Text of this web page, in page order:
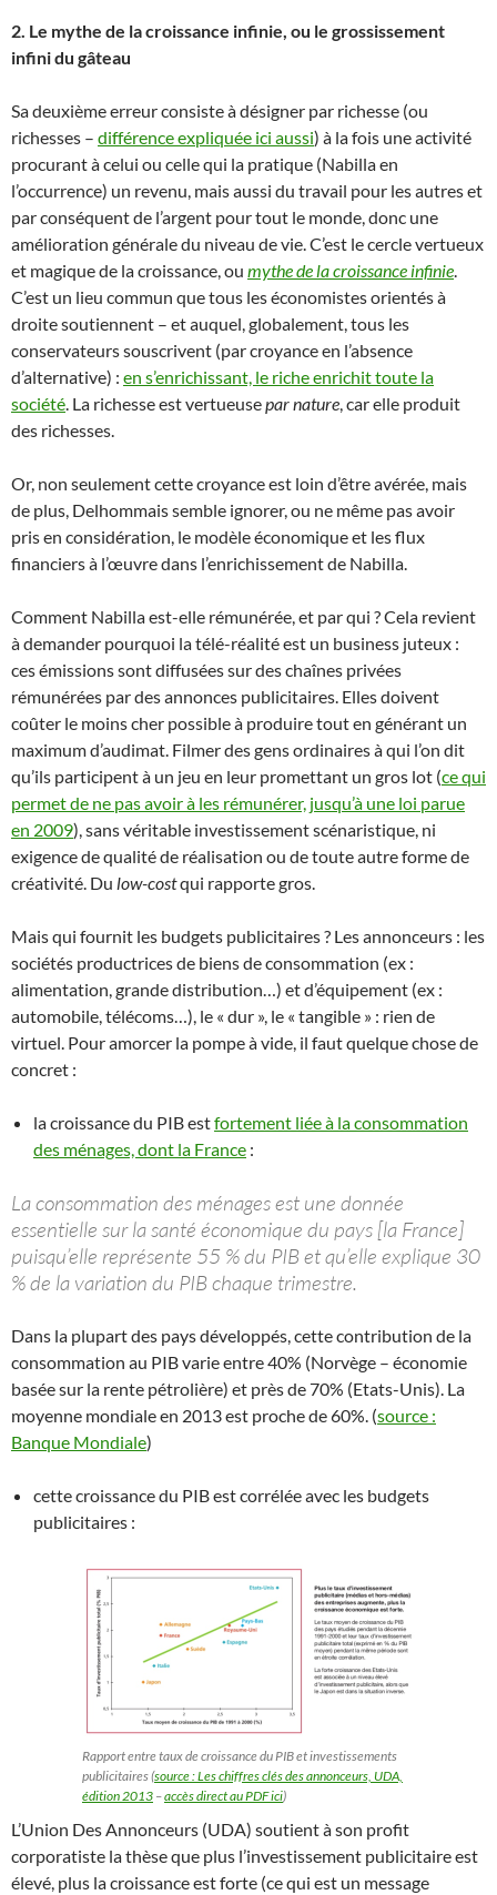
2. Le mythe de la croissance infinie, ou le grossissement
infini du gâteau
Sa deuxième erreur consiste à désigner par richesse (ou
richesses – différence expliquée ici aussi) à la fois une activité
procurant à celui ou celle qui la pratique (Nabilla en
l’occurrence) un revenu, mais aussi du travail pour les autres et
par conséquent de l’argent pour tout le monde, donc une
amélioration générale du niveau de vie. C’est le cercle vertueux
et magique de la croissance, ou mythe de la croissance infinie
C’est un lieu commun que tous les économistes orientés à
droite soutiennent – et auquel, globalement, tous les
conservateurs souscrivent (par croyance en l’absence
d’alternative) : en s’enrichissant, le riche enrichit toute la
société . La richesse est vertueusepar nature , car elle produit
des richesses.
Or, non seulement cette croyance est loin d’être avérée, mais
de plus, Delhommais semble ignorer, ou ne même pas avoir
pris en considération, le modèle économique et les flux
financiers à l’œuvre dans l’enrichissement de Nabilla.
Comment Nabilla est-elle rémunérée, et par qui ? Cela revient
à demander pourquoi la télé-réalité est un business juteux :
ces émissions sont diffusées sur des chaînes privées
rémunérées par des annonces publicitaires. Elles doivent
coûter le moins cher possible à produire tout en générant un
maximum d’audimat. Filmer des gens ordinaires à qui l’on dit
qu’ils participent à un jeu en leur promettant un gros lot (ce qui
permet de ne pas avoir à les rémunérer, jusqu’à une loi parue
en 2009), sans véritable investissement scénaristique, ni
exigence de qualité de réalisation ou de toute autre forme de
créativité. Du low-costqui rapporte gros.
Mais qui fournit les budgets publicitaires ? Les annonceurs : les
sociétés productrices de biens de consommation (ex :
alimentation, grande distribution…) et d’équipement (ex :
automobile, télécoms…), le « dur », le « tangible » : rien de
virtuel. Pour amorcer la pompe à vide, il faut quelque chose de
concret :
la croissance du PIB estfortement liée à la consommation
des ménages, dont la France :
La consommation des ménages est une donnée
essentielle sur la santé économique du pays [la France]
puisqu’elle représente 55 % du PIB et qu’elle explique 30
% de la variation du PIB chaque trimestre.
Dans la plupart des pays développés, cette contribution de la
consommation au PIB varie entre 40% (Norvège – économie
basée sur la rente pétrolière) et près de 70% (Etats-Unis). La
moyenne mondiale en 2013 est proche de 60%. (source :
Banque Mondiale)
cette croissance du PIB est corrélée avec les budgets
publicitaires :
Rapport entre taux de croissance du PIB et investissements
publicitaires (source : Les chiffres clés des annonceurs, UDA,
édition 2013 –accès direct au PDF ici)
L’Union Des Annonceurs (UDA) soutient à son profit
corporatiste la thèse que plus l’investissement publicitaire est
élevé, plus la croissance est forte (ce qui est un message